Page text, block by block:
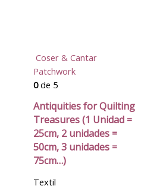
Coser & Cantar
Patchwork
0de 5
Antiquities for Quilting
Treasures (1 Unidad =
25cm, 2 unidades =
50cm, 3 unidades =
75cm…)
Textil